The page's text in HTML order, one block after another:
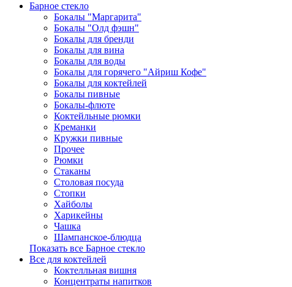
Барное стекло
Бокалы "Маргарита"
Бокалы "Олд фэшн"
Бокалы для бренди
Бокалы для вина
Бокалы для воды
Бокалы для горячего "Айриш Кофе"
Бокалы для коктейлей
Бокалы пивные
Бокалы-флюте
Коктейльные рюмки
Креманки
Кружки пивные
Прочее
Рюмки
Стаканы
Столовая посуда
Стопки
Хайболы
Харикейны
Чашка
Шампанское-блюдца
Показать все Барное стекло
Все для коктейлей
Коктелльная вишня
Концентраты напитков